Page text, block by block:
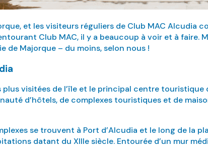
et les visiteurs réguliers de Club MAC Alcudia
Club MAC, il y a beaucoup à voir et à faire.
de Majorque – du moins, selon nous !
plus visitées de l’île et le principal centre
d’hôtels, de complexes touristiques et de
se trouvent à Port d’Alcudia et le long de la
datant du XIIIe siècle. Entourée d’un mur